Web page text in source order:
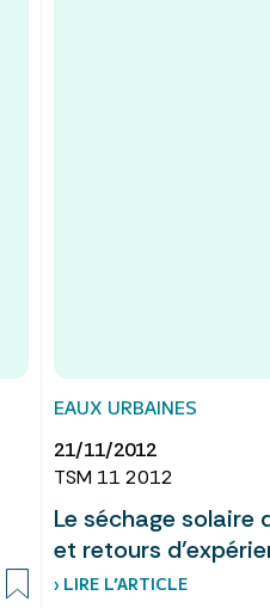
EAUX URBAINES
21/11/2012
TSM 11 2012
Le séchage solaire
et retours
› LIRE L’ARTICLE